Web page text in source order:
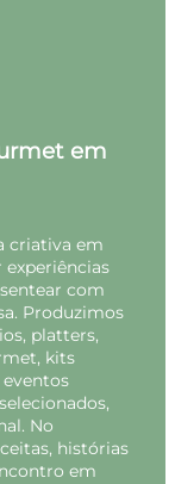
em
criativa em
com
Produzimos
platters,
kits
No
histórias
em